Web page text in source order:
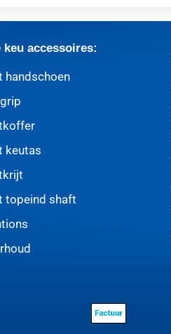
keu accessoires:
handschoen
keutas
topeind shaft